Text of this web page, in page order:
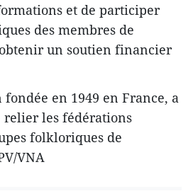
et de participer
des membres de
un soutien financier
en 1949 en France, a
relier les fédérations
folkloriques de
VNA